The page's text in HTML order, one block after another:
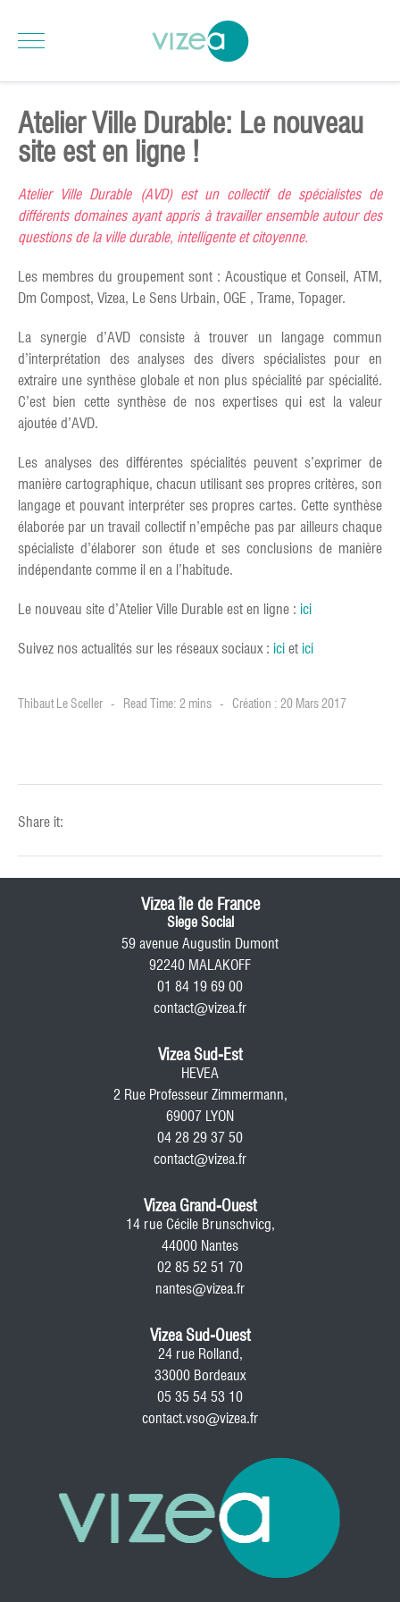
Atelier Ville Durable: Le nouveau
site est en ligne !
Atelier Ville Durable (AVD) est un collectif de spécialistes de
différents domaines ayant appris à travailler ensemble autour des
questions de la ville durable, intelligente et citoyenne.
Les membres du groupement sont : Acoustique et Conseil, ATM,
Dm Compost, Vizea, Le Sens Urbain, OGE , Trame, Topager.
La synergie d’AVD consiste à trouver un langage commun
d’interprétation des analyses des divers spécialistes pour en
extraire une synthèse globale et non plus spécialité par spécialité.
C’est bien cette synthèse de nos expertises qui est la valeur
ajoutée d’AVD.
Les analyses des différentes spécialités peuvent s’exprimer de
manière cartographique, chacun utilisant ses propres critères, son
langage et pouvant interpréter ses propres cartes. Cette synthèse
élaborée par un travail collectif n’empêche pas par ailleurs chaque
spécialiste d’élaborer son étude et ses conclusions de manière
indépendante comme il en a l’habitude.
Le nouveau site d’Atelier Ville Durable est en ligne : ici
Suivez nos actualités sur les réseaux sociaux : ici et ici
Thibaut Le Sceller Read Time: 2 mins Création : 20 Mars 2017
Share it:
Vizea île de France
Siege Social
59 avenue Augustin Dumont
92240 MALAKOFF
01 84 19 69 00
contact@vizea.fr
Vizea Sud-Est
HEVEA
2 Rue Professeur Zimmermann,
69007 LYON
04 28 29 37 50
contact@vizea.fr
Vizea Grand-Ouest
14 rue Cécile Brunschvicg,
44000 Nantes
02 85 52 51 70
nantes@vizea.fr
Vizea Sud-Ouest
24 rue Rolland,
33000 Bordeaux
05 35 54 53 10
contact.vso@vizea.fr